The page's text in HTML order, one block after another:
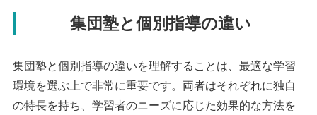
集団塾と個別指導の違い
集団塾と個別指導の違いを理解することは、最適な学習
環境を選ぶ上で非常に重要です。両者はそれぞれに独自
の特長を持ち、学習者のニーズに応じた効果的な方法を